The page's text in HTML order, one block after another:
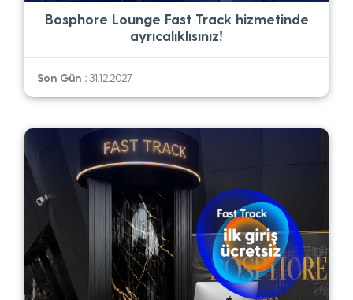
Bosphore Lounge Fast Track hizmetinde
ayrıcalıklısınız!
Son Gün : 31.12.2027